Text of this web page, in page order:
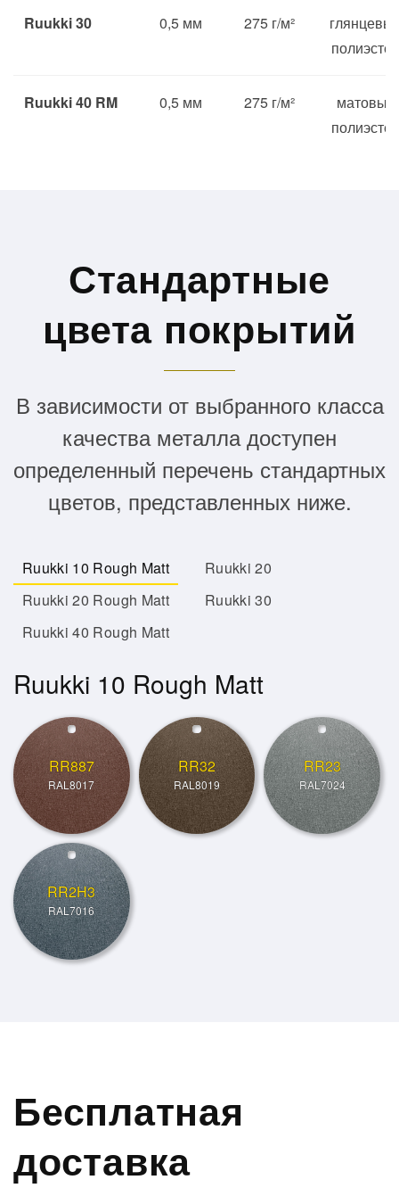
Ruukki 30 0,5 мм 275 г/м²
полиэстер
Ruukki 40 RM 0,5 мм 275 г/м²
матовый
полиэстер
Стандартные
цвета покрытий
В зависимости от выбранного класса
качества металла доступен
определенный перечень стандартных
цветов, представленных ниже.
Ruukki 10 Rough Matt
Ruukki 20
Ruukki 20 Rough Matt
Ruukki 30
Ruukki 40 Rough Matt
Ruukki 10 Rough Matt
RR887
RAL8017
RR32
RAL8019
RR23
RAL7024
RR2H3
RAL7016
Бесплатная
доставка